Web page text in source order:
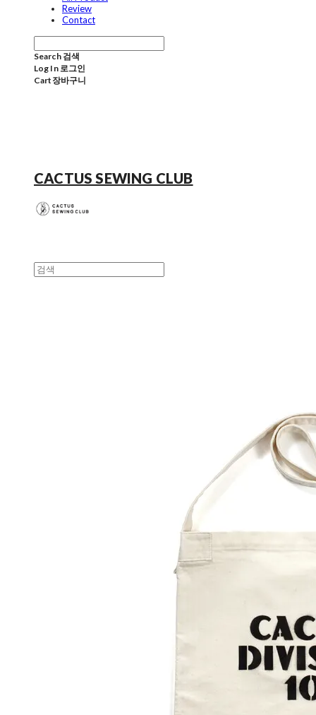
Review
Contact
Search 검색
Log In 로그인
Cart 장바구니
CACTUS SEWING CLUB